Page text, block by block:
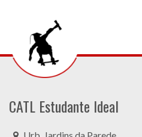
CATL Estudante Ideal
Urb. Jardins da Parede